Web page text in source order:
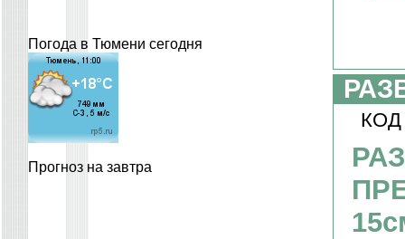
Погода в Тюмени сегодня
Прогноз на завтра
КОД